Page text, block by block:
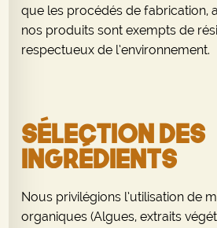
que les procédés de fabrication,
nos produits sont exempts de
respectueux de l’environnement.
Sélection des
ingrédients
Nous privilégions l’utilisation de
organiques (Algues, extraits